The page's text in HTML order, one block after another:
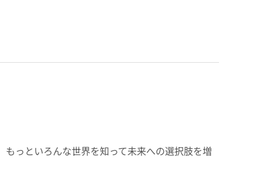
っといろんな世界を知って未来への選択肢を増